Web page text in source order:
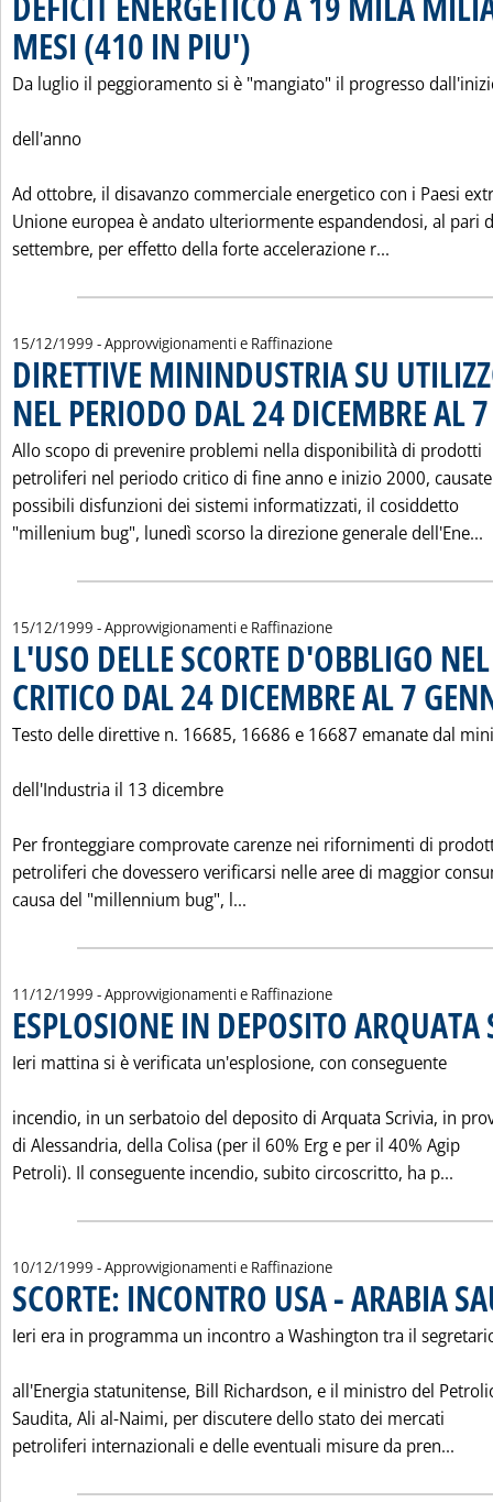
MESI (410 IN PIU')
Da luglio il peggioramento si è "mangiato" il progresso
dell'anno
Ad ottobre, il disavanzo commerciale energetico con i Paesi
Unione europea è andato ulteriormente espandendosi, al pari
settembre, per effetto della forte accelerazione r...
15/12/1999 - Approvvigionamenti e Raffinazione
DIRETTIVE MININDUSTRIA SU
NEL PERIODO DAL 24 DICEMBRE AL
Allo scopo di prevenire problemi nella disponibilità di prodotti
petroliferi nel periodo critico di fine anno e inizio 2000,
possibili disfunzioni dei sistemi informatizzati, il cosiddetto
"millenium bug", lunedì scorso la direzione generale dell'Ene...
15/12/1999 - Approvvigionamenti e Raffinazione
L'USO DELLE SCORTE D'OBBLIGO
CRITICO DAL 24 DICEMBRE AL 7
Testo delle direttive n. 16685, 16686 e 16687 emanate dal
dell'Industria il 13 dicembre
Per fronteggiare comprovate carenze nei rifornimenti di
petroliferi che dovessero verificarsi nelle aree di maggior
causa del "millennium bug", l...
11/12/1999 - Approvvigionamenti e Raffinazione
ESPLOSIONE IN DEPOSITO
Ieri mattina si è verificata un'esplosione, con conseguente
incendio, in un serbatoio del deposito di Arquata Scrivia, in
di Alessandria, della Colisa (per il 60% Erg e per il 40% Agip
Petroli). Il conseguente incendio, subito circoscritto, ha p...
10/12/1999 - Approvvigionamenti e Raffinazione
SCORTE: INCONTRO USA - ARABIA
Ieri era in programma un incontro a Washington tra il
all'Energia statunitense, Bill Richardson, e il ministro del
Saudita, Ali al-Naimi, per discutere dello stato dei mercati
petroliferi internazionali e delle eventuali misure da pren...